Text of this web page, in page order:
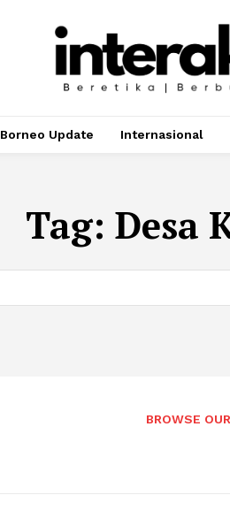
Borneo Update Internasional
Tag: Desa
BROWSE